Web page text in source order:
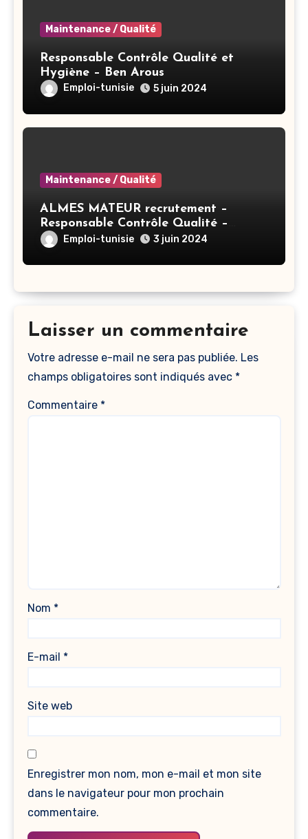
Maintenance / Qualité
Responsable Contrôle Qualité et
Hygiène – Ben Arous
Emploi-tunisie 5 juin 2024
Maintenance / Qualité
ALMES MATEUR recrutement –
Responsable Contrôle Qualité –
BizerteEmploi-tunisie 3 juin 2024
Laisser un commentaire
Votre adresse e-mail ne sera pas publiée. Les
champs obligatoires sont indiqués avec *
Commentaire *
Nom *
E-mail *
Site web
Enregistrer mon nom, mon e-mail et mon site
dans le navigateur pour mon prochain
commentaire.